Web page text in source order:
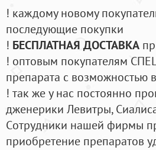
! каждому новому
последующие покупки
! БЕСПЛАТНАЯ ДОСТАВКА
! оптовым покупателям
препарата с возможностью
! так же у нас постоянно
дженерики Левитры,
Cотрудники нашей фирмы
приобретение препаратов